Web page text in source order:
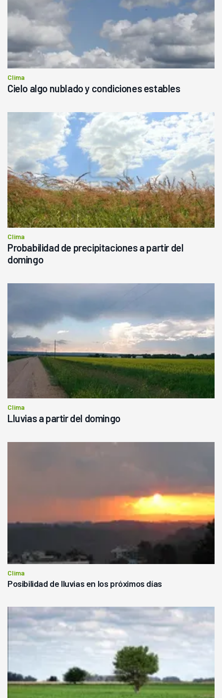
Clima
Cielo algo nublado y condiciones estables
Clima
Probabilidad de precipitaciones a partir del
domingo
Clima
Lluvias a partir del domingo
Clima
Posibilidad de lluvias en los próximos días